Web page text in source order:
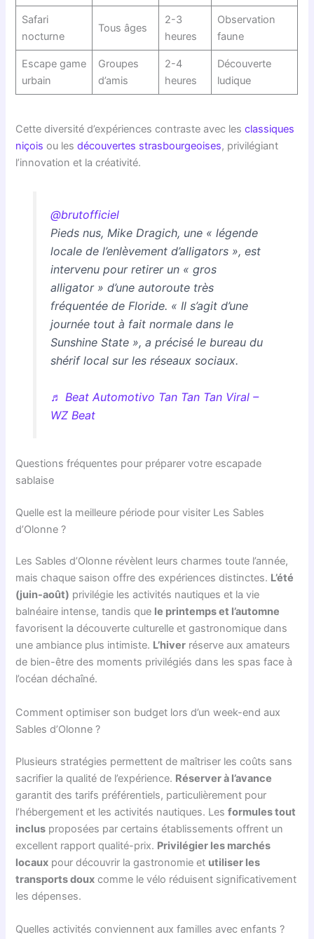
Safari
nocturne
Tous âges
2-3
heures
Observation
faune
Escape game
urbain
Groupes
d’amis
2-4
heures
Découverte
ludique
Cette diversité d’expériences contraste avec lesclassiques
niçois ou lesdécouvertes strasbourgeoises, privilégiant
l’innovation et la créativité.
@brutofficiel
Pieds nus, Mike Dragich, une « légende
locale de l’enlèvement d’alligators », est
intervenu pour retirer un « gros
alligator » d’une autoroute très
fréquentée de Floride. « Il s’agit d’une
journée tout à fait normale dans le
Sunshine State », a précisé le bureau du
shérif local sur les réseaux sociaux.
♬ Beat Automotivo Tan Tan Tan Viral –
WZ Beat
Questions fréquentes pour préparer votre escapade
sablaise
Quelle est la meilleure période pour visiter Les Sables
d’Olonne ?
Les Sables d’Olonne révèlent leurs charmes toute l’année,
mais chaque saison offre des expériences distinctes. L’été
(juin-août) privilégie les activités nautiques et la vie
balnéaire intense, tandis que le printemps et l’automne
favorisent la découverte culturelle et gastronomique dans
une ambiance plus intimiste. L’hiver réserve aux amateurs
de bien-être des moments privilégiés dans les spas face à
l’océan déchaîné.
Comment optimiser son budget lors d’un week-end aux
Sables d’Olonne ?
Plusieurs stratégies permettent de maîtriser les coûts sans
sacrifier la qualité de l’expérience. Réserver à l’avance
garantit des tarifs préférentiels, particulièrement pour
l’hébergement et les activités nautiques. Lesformules tout
inclus proposées par certains établissements offrent un
excellent rapport qualité-prix. Privilégier les marchés
locaux pour découvrir la gastronomie et utiliser les
transports doux comme le vélo réduisent significativement
les dépenses.
Quelles activités conviennent aux familles avec enfants ?